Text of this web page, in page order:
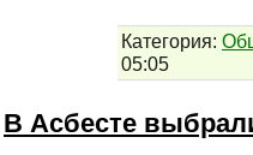
Категория:
05:05
В Асбесте